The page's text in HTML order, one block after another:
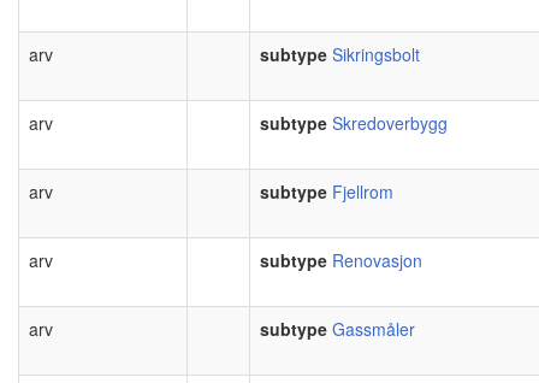
arv subtype Sikringsbolt
arv subtype Skredoverbygg
arv subtype Fjellrom
arv subtype Renovasjon
arv subtype Gassmåler